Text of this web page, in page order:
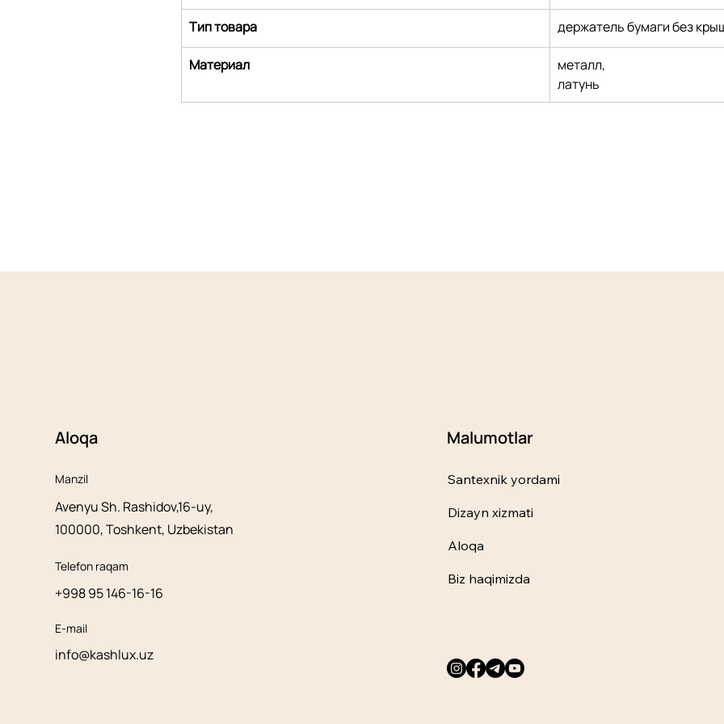
Тип товара держатель бумаги без
Материал
металл,
латунь
Aloqa
Manzil
Avenyu Sh. Rashidov,16-uy,
100000, Toshkent, Uzbekistan
Telefon raqam
+998 95 146-16-16
E-mail
info@kashlux.uz
Malumotlar
Santexnik yordami
Dizayn xizmati
Aloqa
Biz haqimizda